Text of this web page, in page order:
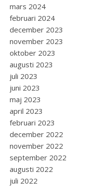
mars 2024
februari 2024
december 2023
november 2023
oktober 2023
augusti 2023
juli 2023
juni 2023
maj 2023
april 2023
februari 2023
december 2022
november 2022
september 2022
augusti 2022
juli 2022